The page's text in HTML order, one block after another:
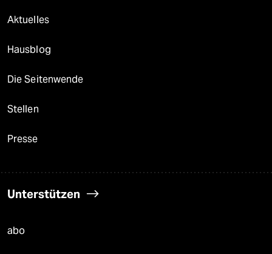
Aktuelles
Hausblog
Die Seitenwende
Stellen
Presse
Unterstützen
abo